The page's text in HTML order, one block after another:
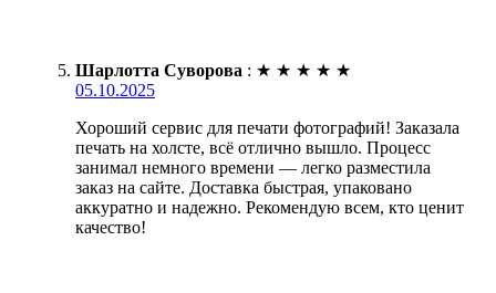
Шарлотта Суворова : ★ ★ ★ ★ ★
05.10.2025
Хороший сервис для печати фотографий! Заказала
печать на холсте, всё отлично вышло. Процесс
занимал немного времени — легко разместила
заказ на сайте. Доставка быстрая, упаковано
аккуратно и надежно. Рекомендую всем, кто ценит
качество!